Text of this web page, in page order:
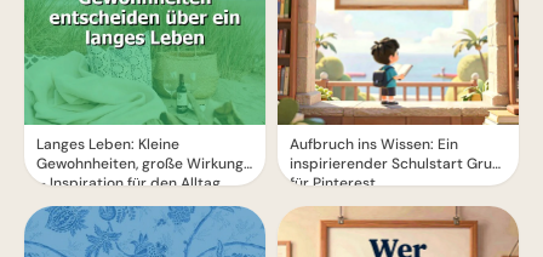
Langes Leben: Kleine
Gewohnheiten, große Wirkung
– Inspiration für den Alltag
Aufbruch ins Wissen: Ein
inspirierender Schulstart Gruß
für Pinterest